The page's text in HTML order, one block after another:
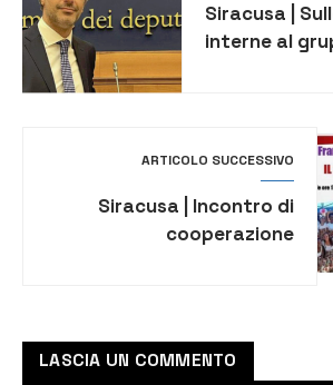
Siracusa |
interne al
ARTICOLO SUCCESSIVO
Siracusa | Incontro di
cooperazione
LASCIA UN COMMENTO